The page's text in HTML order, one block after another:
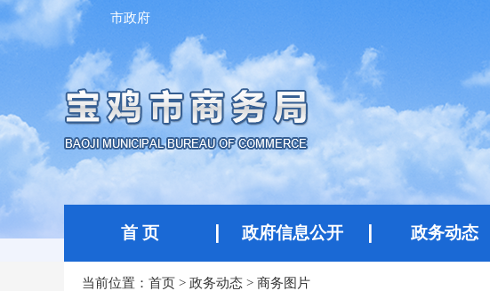
市政府
首 页 政府信息公开 政务动态
当前位置： 首页 > 政务动态 > 商务图片